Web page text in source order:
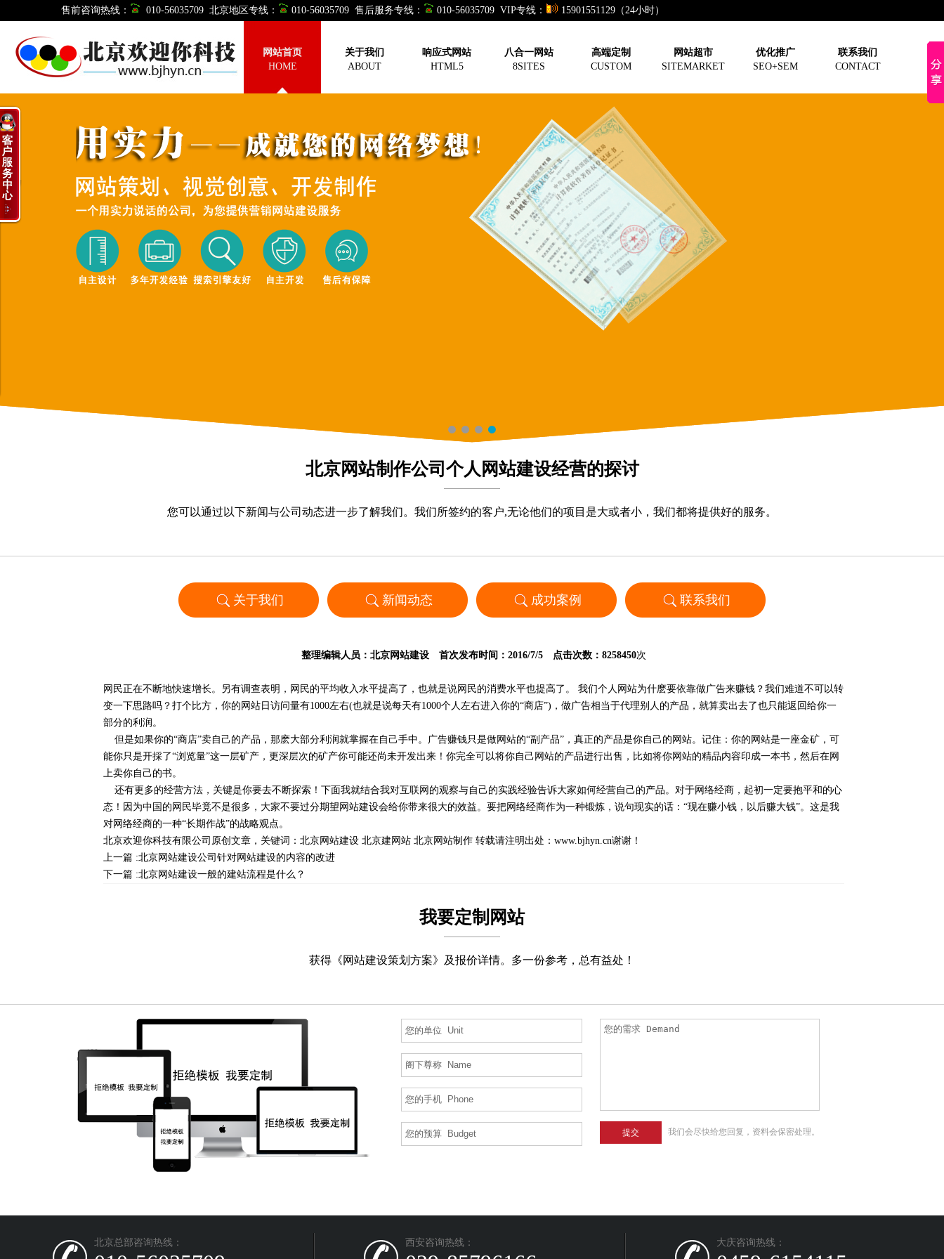
售前咨询热线： 010-56035709 北京地区专线： 010-56035709 售后服务专线： 010-56035709 VIP专线： 15901551129（24小时）
网站首页
HOME
关于我们
ABOUT
响应式网站
HTML5
八合一网站
8SITES
高端定制
CUSTOM
网站超市
SITEMARKET
优化推广
SEO+SEM
联系我们
CONTACT
北京网站制作公司个人网站建设经营的探讨
您可以通过以下新闻与公司动态进一步了解我们。我们所签约的客户,无论他们的项目是大或者小，我们都将提供好的服务。
关于我们 新闻动态 成功案例 联系我们
整理编辑人员： 北京网站建设 首次发布时间：2016/7/5 点击次数：8258450次
网民正在不断地快速增长。另有调查表明，网民的平均收入水平提高了，也就是说网民的消费水平也提高了。 我们个人网站为什麽要依靠做广告来赚钱？我们难道不可以转
变一下思路吗？打个比方，你的网站日访问量有1000左右(也就是说每天有1000个人左右进入你的“商店”)，做广告相当于代理别人的产品，就算卖出去了也只能返回给你一
部分的利润。
但是如果你的“商店”卖自己的产品，那麽大部分利润就掌握在自己手中。广告赚钱只是做网站的“副产品”，真正的产品是你自己的网站。记住：你的网站是一座金矿，可
能你只是开採了“浏览量”这一层矿产，更深层次的矿产你可能还尚未开发出来！你完全可以将你自己网站的产品进行出售，比如将你网站的精品内容印成一本书，然后在网
上卖你自己的书。
还有更多的经营方法，关键是你要去不断探索！下面我就结合我对互联网的观察与自己的实践经验告诉大家如何经营自己的产品。对于网络经商，起初一定要抱平和的心
态！因为中国的网民毕竟不是很多，大家不要过分期望网站建设会给你带来很大的效益。要把网络经商作为一种锻炼，说句现实的话：“现在赚小钱，以后赚大钱”。这是我
对网络经商的一种“长期作战”的战略观点。
北京欢迎你科技有限公司 原创文章，关键词： 北京网站建设 北京建网站 北京网站制作 转载请注明出处： www.bjhyn.cn谢谢！
上一篇 :北京网站建设公司针对网站建设的内容的改进
下一篇 :北京网站建设一般的建站流程是什么？
我要定制网站
获得《网站建设策划方案》及报价详情。多一份参考，总有益处！
提交 我们会尽快给您回复，资料会保密处理。
北京总部咨询热线： 西安咨询热线： 大庆咨询热线：